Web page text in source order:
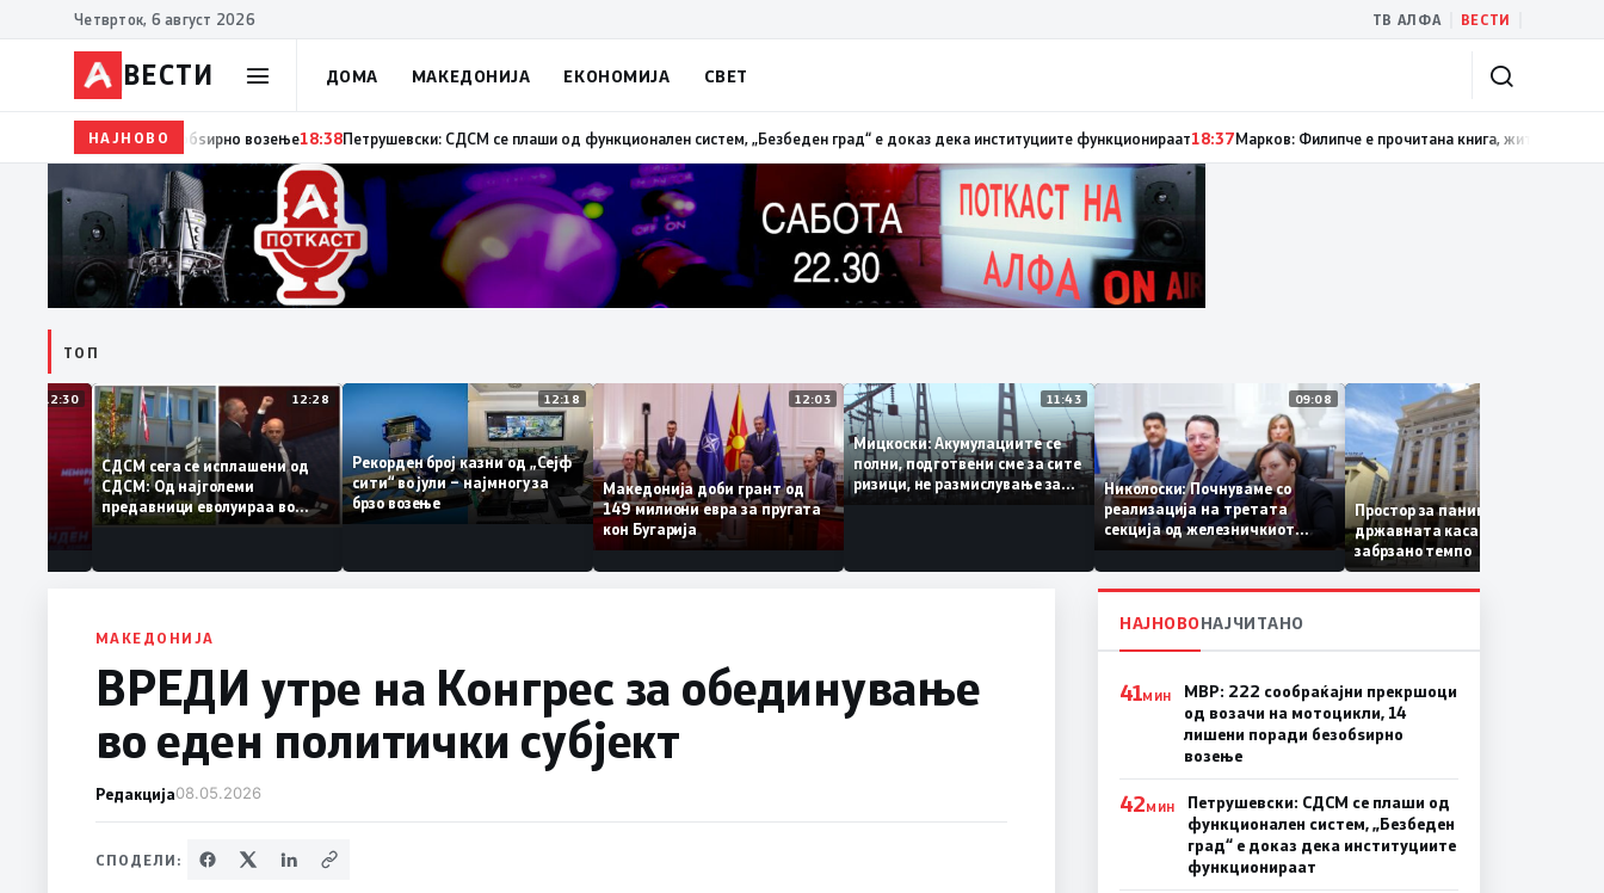
Четврток, 6 август 2026 ТВ АЛФА ВЕСТИ
ВЕСТИ ДОМА МАКЕДОНИЈА ЕКОНОМИЈА СВЕТ
НАЈНОВО 18:38МВР: 222 сообраќајни прекршоци од возачи на мотоцикли, 14 лишени поради безобѕирно возење18:38 Петрушевски: СДСМ се плаши од функционален систем, „Безбеден град“ е доказ
ТОП
12:30
на
12:28
СДСМ сега се исплашени од
СДСМ: Од најголеми
предавници еволуираа во
најголеми патриоти
12:18
Рекорден број казни од „Сејф
сити“ во јули – најмногу за
брзо возење
12:03
Македонија доби грант од
149 милиони евра за пругата
кон Бугарија
11:43
Мицкоски: Акумулациите се
полни, подготвени сме за сите
ризици, не размислување за
поскапување на струјата
09:08
Николоски: Почнуваме со
реализација на третата
секција од железничкиот
Коридор 8, Македонија
станува раскрсница на
Балканот
Простор за паника нема –
државната каса се полни со
забрзано темпо
МАКЕДОНИЈА
ВРЕДИ утре на Конгрес за обединување
во еден политички субјект
Редакција08.05.2026
СПОДЕЛИ:
НАЈНОВОНАЈЧИТАНО
41МИН
МВР: 222 сообраќајни прекршоци
од возачи на мотоцикли, 14
лишени поради безобѕирно
возење
42МИН
Петрушевски: СДСМ се плаши од
функционален систем, „Безбеден
град“ е доказ дека институциите
функционираат